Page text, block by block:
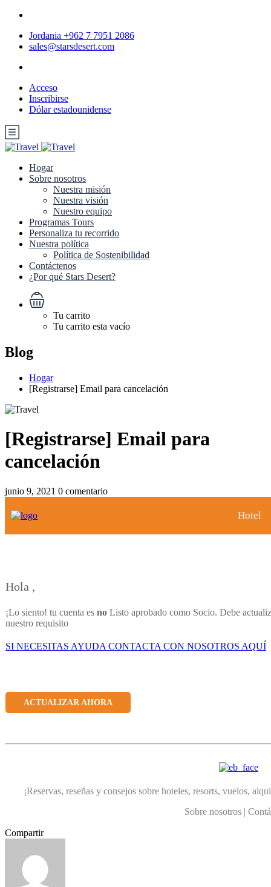
Jordania +962 7 7951 2086
sales@starsdesert.com
Acceso
Inscribirse
Dólar estadounidense
Hogar
Sobre nosotros
Nuestra misión
Nuestra visión
Nuestro equipo
Programas Tours
Personaliza tu recorrido
Nuestra política
Política de Sostenibilidad
Contáctenos
¿Por qué Stars Desert?
Tu carrito
Tu carrito esta vacío
Blog
Hogar
[Registrarse] Email para cancelación
[Registrarse] Email para
cancelación
junio 9, 2021 0 comentario
Hotel
Hola ,
¡Lo siento! tu cuenta es no Listo aprobado como Socio. Debe
nuestro requisito
SI NECESITAS AYUDA CONTACTA CON NOSOTROS AQUÍ
ACTUALIZAR AHORA
¡Reservas, reseñas y consejos sobre hoteles, resorts, vuelos,
Sobre nosotros |
Compartir